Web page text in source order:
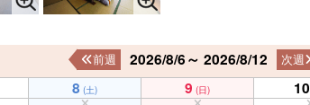
2026/8/6～ 2026/8/12
前週 次週
8 (土) 9 (日) 10